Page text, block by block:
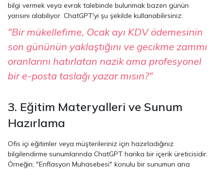
bilgi vermek veya evrak talebinde bulunmak bazen günün
yarısını alabiliyor. ChatGPT'yi şu şekilde kullanabilirsiniz:
"Bir mükellefime, Ocak ayı KDV ödemesinin
son gününün yaklaştığını ve gecikme zammı
oranlarını hatırlatan nazik ama profesyonel
bir e-posta taslağı yazar mısın?"
3. Eğitim Materyalleri ve Sunum
Hazırlama
Ofis içi eğitimler veya müşterileriniz için hazırladığınız
bilgilendirme sunumlarında ChatGPT harika bir içerik üreticisidir.
Örneğin; "Enflasyon Muhasebesi" konulu bir sunumun ana